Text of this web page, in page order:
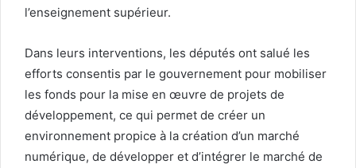
l’enseignement supérieur.
Dans leurs interventions, les députés ont salué les
efforts consentis par le gouvernement pour mobiliser
les fonds pour la mise en œuvre de projets de
développement, ce qui permet de créer un
environnement propice à la création d’un marché
numérique, de développer et d’intégrer le marché de